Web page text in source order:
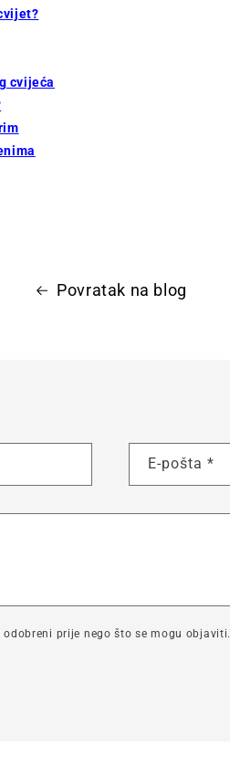
cvijeća
Povratak na blog
E-pošta *
prije nego što se mogu objaviti.